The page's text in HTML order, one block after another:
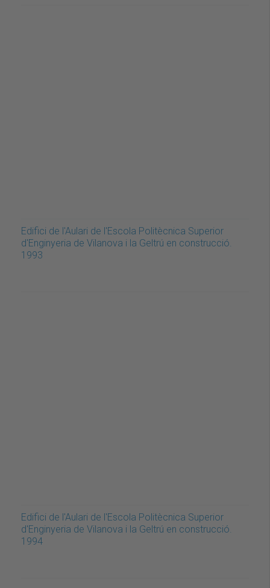
Edifici de l'Aulari de l'Escola Politècnica Superior
d'Enginyeria de Vilanova i la Geltrú en construcció.
1993
Edifici de l'Aulari de l'Escola Politècnica Superior
d'Enginyeria de Vilanova i la Geltrú en construcció.
1994